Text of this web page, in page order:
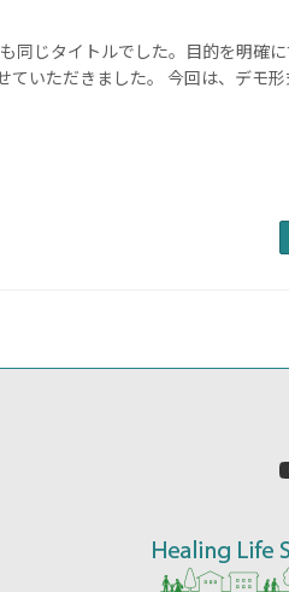
同じタイトルでした。目的を明確
いただきました。 今回は、デモ